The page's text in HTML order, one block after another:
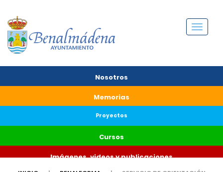
Menú
Nosotros
Memorias
Proyectos
Cursos
Imágenes, videos y publicaciones